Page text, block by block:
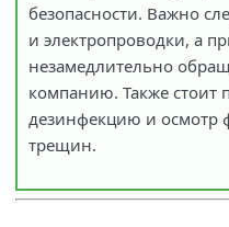
безопасности. Важно
и электропроводки, а
незамедлительно
компанию. Также стоит
дезинфекцию и осмотр
трещин.